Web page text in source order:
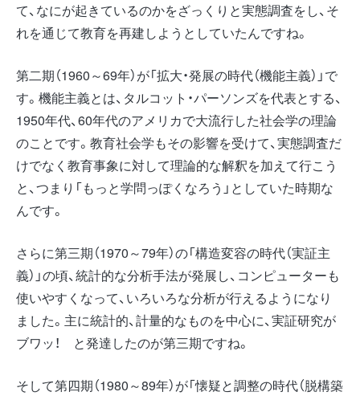
て、なにが起きているのかをざっくりと実態調査をし、そ
れを通じて教育を再建しようとしていたんですね。
第二期（1960～69年）が「拡大・発展の時代（機能主義）」で
す。機能主義とは、タルコット・パーソンズを代表とする、
1950年代、60年代のアメリカで大流行した社会学の理論
のことです。教育社会学もその影響を受けて、実態調査だ
けでなく教育事象に対して理論的な解釈を加えて行こう
と、つまり「もっと学問っぽくなろう」としていた時期な
んです。
さらに第三期（1970～79年）の「構造変容の時代（実証主
義）」の頃、統計的な分析手法が発展し、コンピューターも
使いやすくなって、いろいろな分析が行えるようになり
ました。主に統計的、計量的なものを中心に、実証研究が
ブワッ！ と発達したのが第三期ですね。
そして第四期（1980～89年）が「懐疑と調整の時代（脱構築